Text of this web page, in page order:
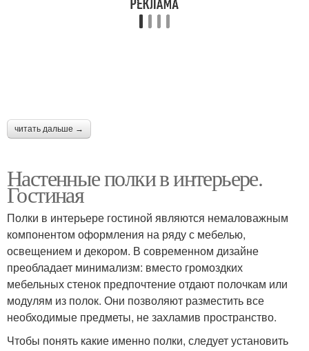
читать дальше →
Настенные полки в интерьере.
Гостиная
Полки в интерьере гостиной являются немаловажным
компонентом оформления на ряду с мебелью,
освещением и декором. В современном дизайне
преобладает минимализм: вместо громоздких
мебельных стенок предпочтение отдают полочкам или
модулям из полок. Они позволяют разместить все
необходимые предметы, не захламив пространство.
Чтобы понять какие именно полки, следует установить